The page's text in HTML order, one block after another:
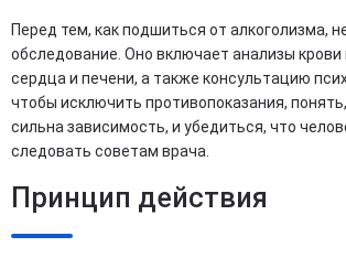
Перед тем, как подшиться от алкоголизма,
обследование. Оно включает анализы крови
сердца и печени, а также консультацию
чтобы исключить противопоказания,
сильна зависимость, и убедиться, что
следовать советам врача.
Принцип действия